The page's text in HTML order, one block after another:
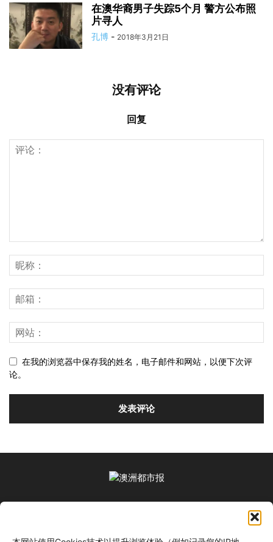
在澳华裔男子失踪5个月 警方公布照
片寻人
孔博 - 2018年3月21日
没有评论
回复
在我的浏览器中保存我的姓名，电子邮件和网站，以便下次评
论。